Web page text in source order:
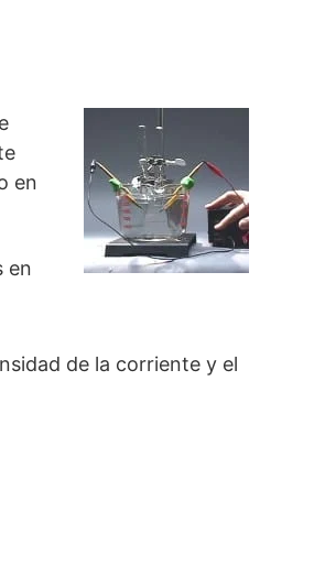
en
en
de la corriente y el